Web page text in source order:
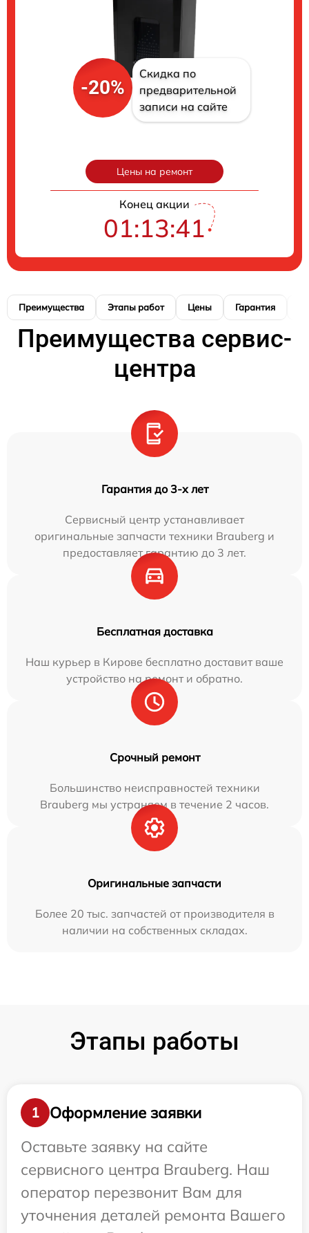
-20%
Скидка по
предварительной
записи на сайте
Цены на ремонт
Конец акции
01:13:40
Преимущества Этапы работ Цены Гарантия
Преимущества сервис-
центра
Гарантия до 3-х лет
Сервисный центр устанавливает
оригинальные запчасти техники Brauberg и
предоставляет гарантию до 3 лет.
Бесплатная доставка
Наш курьер в Кирове бесплатно доставит ваше
устройство на ремонт и обратно.
Срочный ремонт
Большинство неисправностей техники
Brauberg мы устраняем в течение 2 часов.
Оригинальные запчасти
Более 20 тыс. запчастей от производителя в
наличии на собственных складах.
Этапы работы
1
Оформление заявки
Оставьте заявку на сайте
сервисного центра Brauberg. Наш
оператор перезвонит Вам для
уточнения деталей ремонта Вашего